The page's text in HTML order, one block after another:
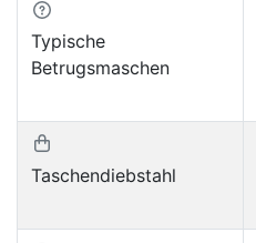
Typische
Betrugsmaschen
Taschendiebstahl